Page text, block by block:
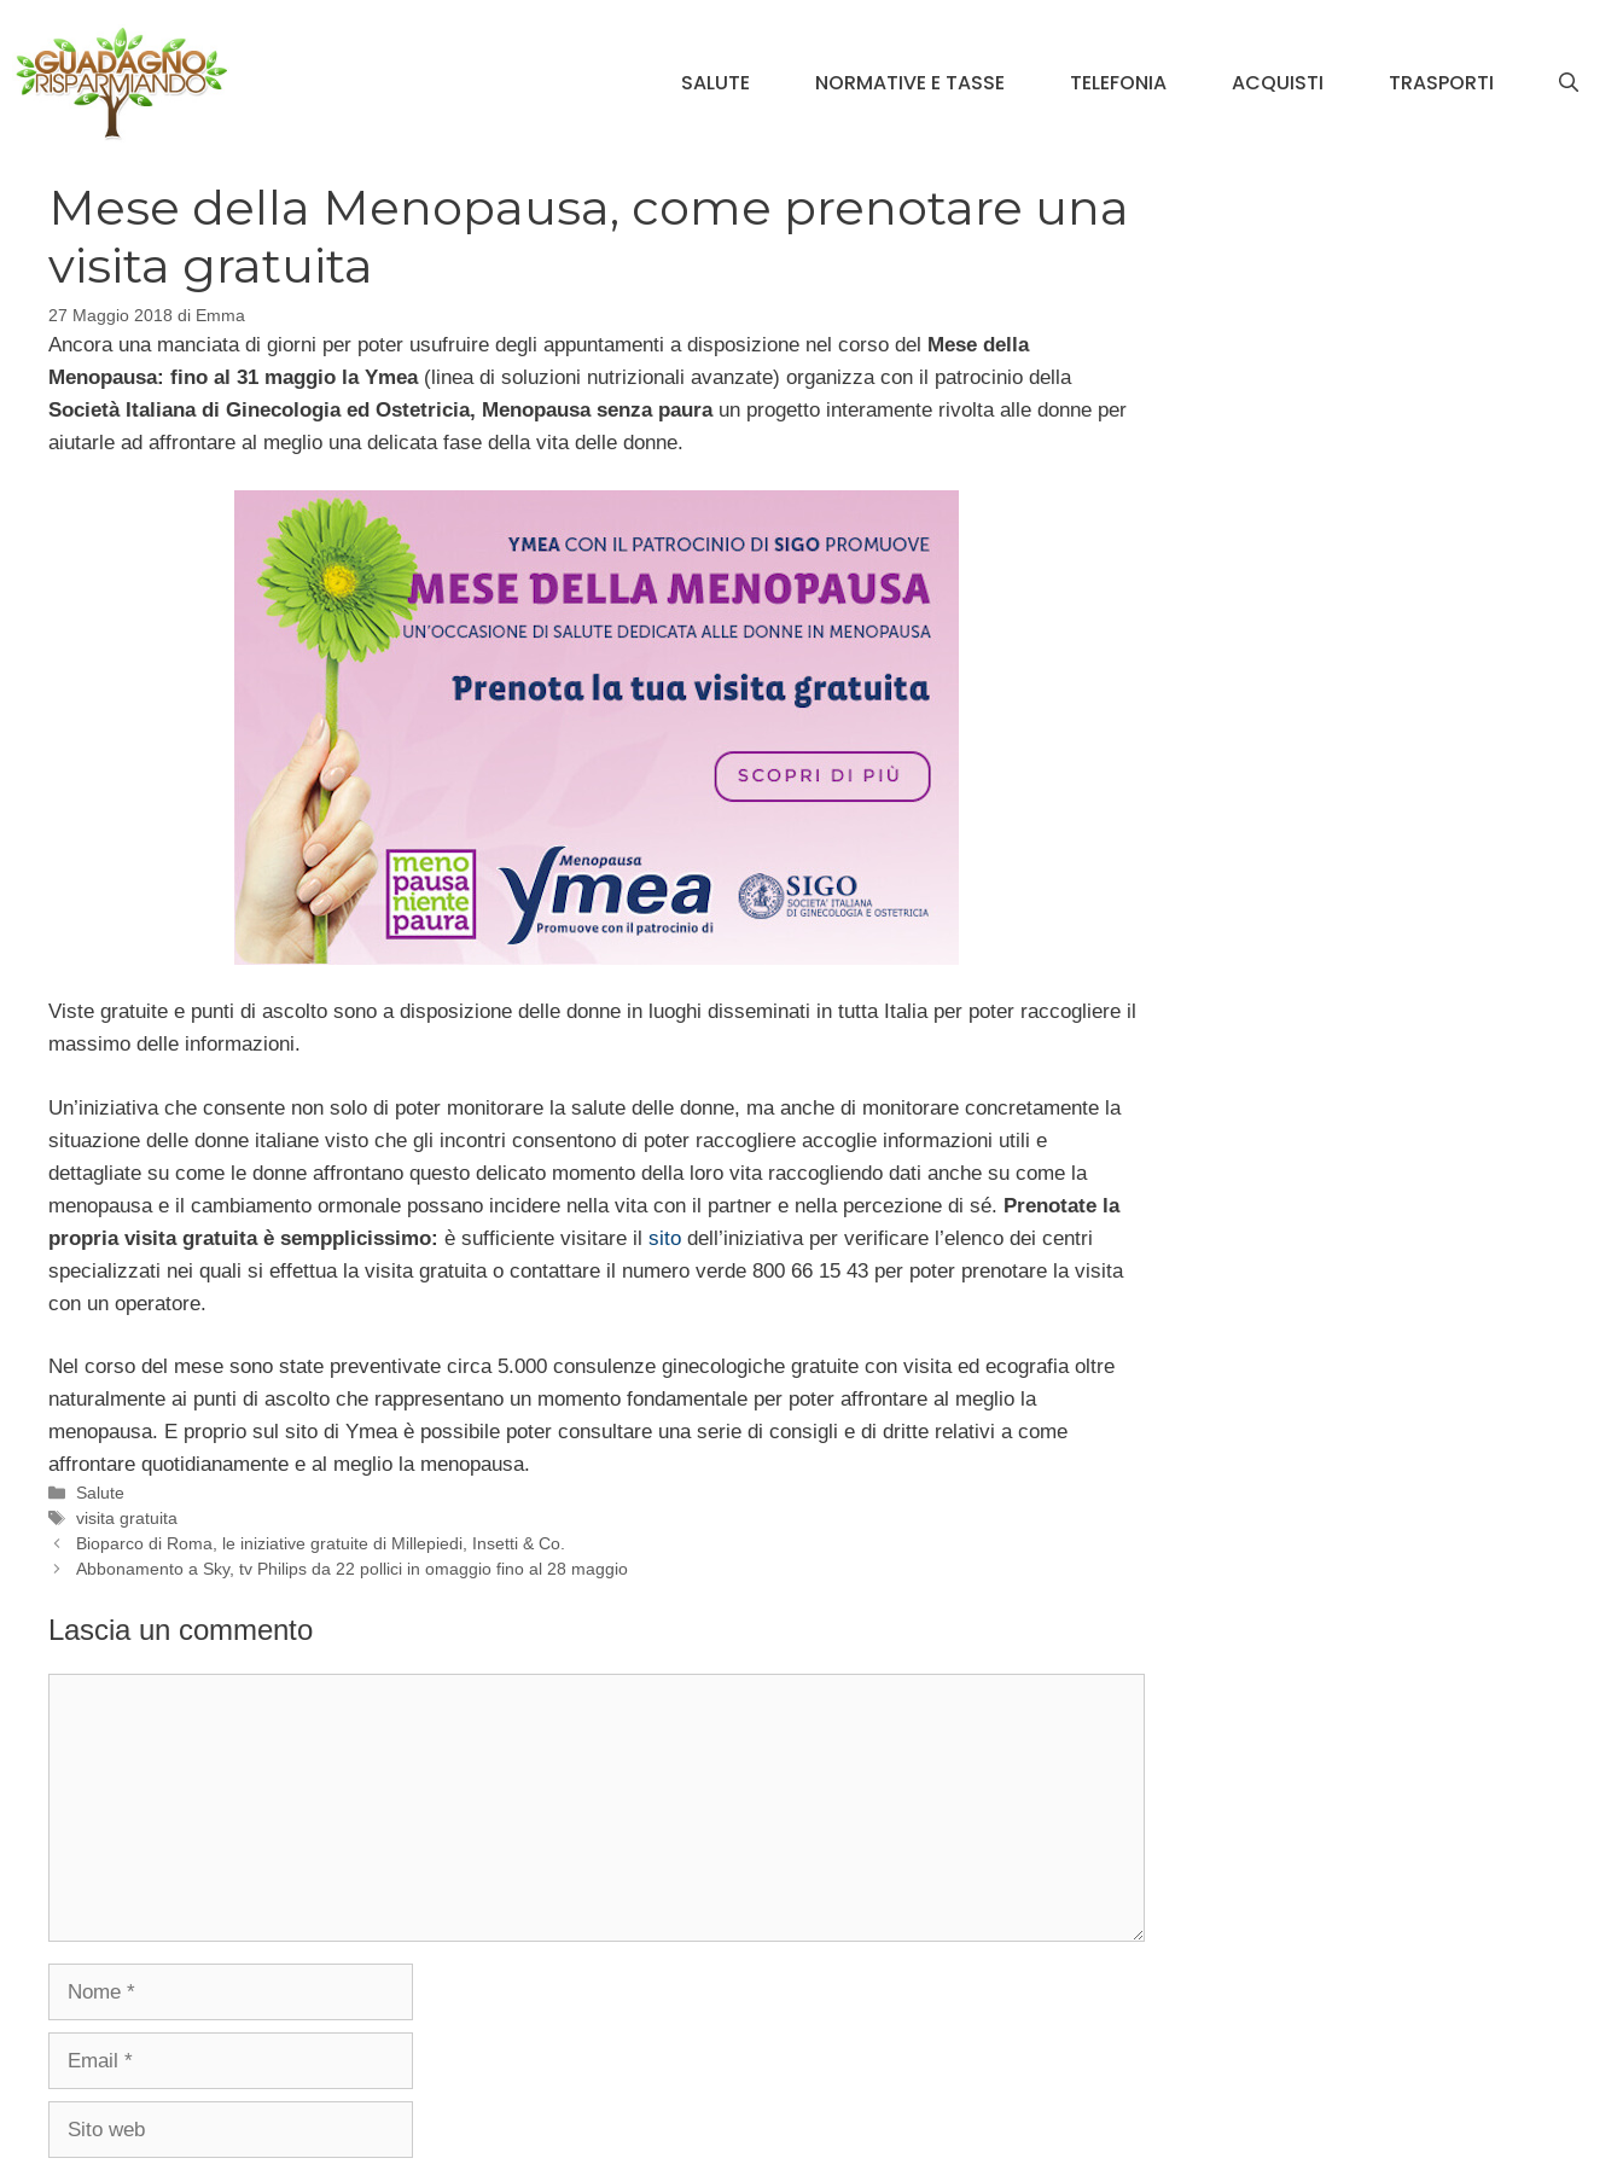
contenuto
SALUTE NORMATIVE E TASSE TELEFONIA ACQUISTI TRASPORTI
Mese della Menopausa, come prenotare una
visita gratuita
27 Maggio 2018 di Emma
Ancora una manciata di giorni per poter usufruire degli appuntamenti a disposizione nel corso del
Mese della
Menopausa: fino al 31 maggio la Ymea(linea di soluzioni nutrizionali avanzate) organizza con il patrocinio della
Società Italiana di Ginecologia ed Ostetricia, Menopausa senza paura un progetto interamente rivolta alle donne per
aiutarle ad affrontare al meglio una delicata fase della vita delle donne.
Viste gratuite e punti di ascolto sono a disposizione delle donne in luoghi disseminati in tutta Italia per poter raccogliere il
massimo delle informazioni.
Un’iniziativa che consente non solo di poter monitorare la salute delle donne, ma anche di monitorare concretamente la
situazione delle donne italiane visto che gli incontri consentono di poter raccogliere accoglie informazioni utili e
dettagliate su come le donne affrontano questo delicato momento della loro vita raccogliendo dati anche su come la
menopausa e il cambiamento ormonale possano incidere nella vita con il partner e nella percezione di sé. Prenotate la
propria visita gratuita è sempplicissimo: è sufficiente visitare il sito dell’iniziativa per verificare l’elenco dei centri
specializzati nei quali si effettua la visita gratuita o contattare il numero verde 800 66 15 43 per poter prenotare la visita
con un operatore.
Nel corso del mese sono state preventivate circa 5.000 consulenze ginecologiche gratuite con visita ed ecografia oltre
naturalmente ai punti di ascolto che rappresentano un momento fondamentale per poter affrontare al meglio la
menopausa. E proprio sul sito di Ymea è possibile poter consultare una serie di consigli e di dritte relativi a come
affrontare quotidianamente e al meglio la menopausa.
Categorie
Salute
Tag
visita gratuita
Bioparco di Roma, le iniziative gratuite di Millepiedi, Insetti & Co.
Abbonamento a Sky, tv Philips da 22 pollici in omaggio fino al 28 maggio
Lascia un commento